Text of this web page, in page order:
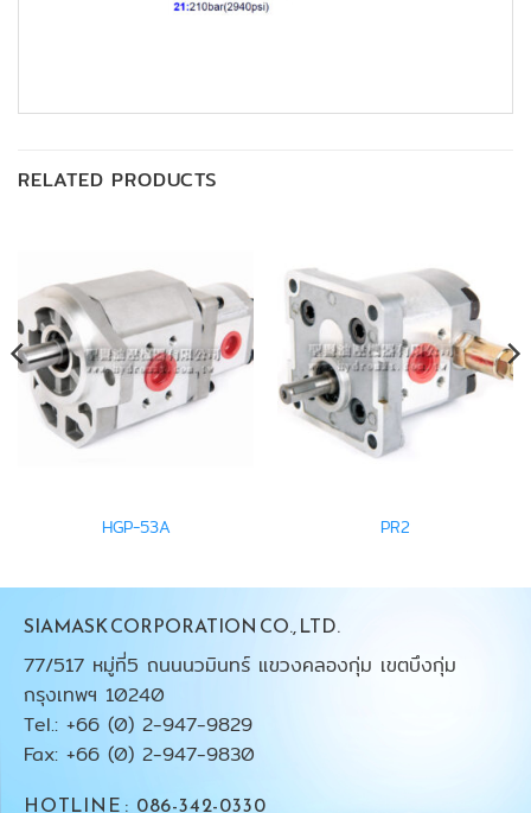
RELATED PRODUCTS
HGP-53A PR2
SIAMASK CORPORATION CO., LTD.
77/517 หมู่ที่5 ถนนนวมินทร์ แขวงคลองกุ่ม เขตบึงกุ่ม
กรุงเทพฯ 10240
Tel.: +66 (0) 2-947-9829
Fax: +66 (0) 2-947-9830
HOTLINE : 086-342-0330